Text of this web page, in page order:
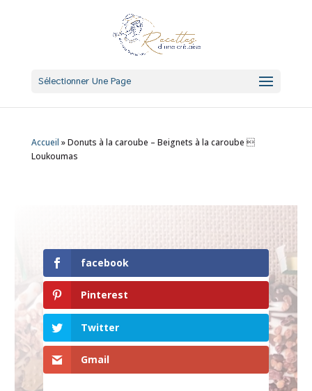
Sélectionner Une Page
Accueil »Donuts à la caroube – Beignets à la caroube 
Loukoumas
facebook
Pinterest
Twitter
Gmail